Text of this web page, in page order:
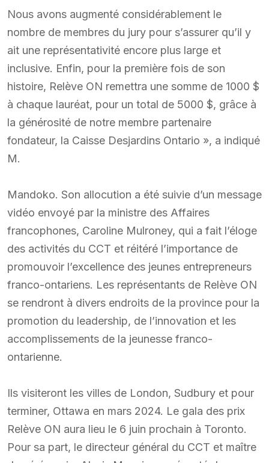
Nous avons augmenté considérablement le
nombre de membres du jury pour s’assurer qu’il y
ait une représentativité encore plus large et
inclusive. Enfin, pour la première fois de son
histoire, Relève ON remettra une somme de 1000 $
à chaque lauréat, pour un total de 5000 $, grâce à
la générosité de notre membre partenaire
fondateur, la Caisse Desjardins Ontario », a indiqué
M.
Mandoko. Son allocution a été suivie d’un message
vidéo envoyé par la ministre des Affaires
francophones, Caroline Mulroney, qui a fait l’éloge
des activités du CCT et réitéré l’importance de
promouvoir l’excellence des jeunes entrepreneurs
franco-ontariens. Les représentants de Relève ON
se rendront à divers endroits de la province pour la
promotion du leadership, de l’innovation et les
accomplissements de la jeunesse franco-
ontarienne.
Ils visiteront les villes de London, Sudbury et pour
terminer, Ottawa en mars 2024. Le gala des prix
Relève ON aura lieu le 6 juin prochain à Toronto.
Pour sa part, le directeur général du CCT et maître